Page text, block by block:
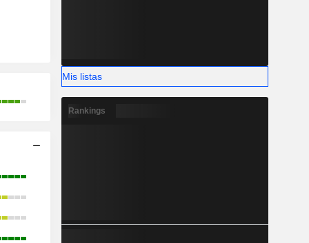
Mis listas
Rankings